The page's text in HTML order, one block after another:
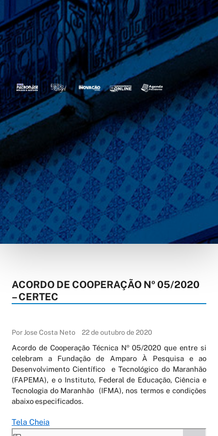
ACORDO DE COOPERAÇÃO Nº 05/2020
– CERTEC
Por Jose Costa Neto 22 de outubro de 2020
Acordo de Cooperação Técnica Nº 05/2020 que entre si
celebram a Fundação de Amparo À Pesquisa e ao
Desenvolvimento Científico e Tecnológico do Maranhão
(FAPEMA), e o Instituto, Federal de Educação, Ciência e
Tecnologia do Maranhão (IFMA), nos termos e condições
abaixo especificados.
Tela Cheia
Skip